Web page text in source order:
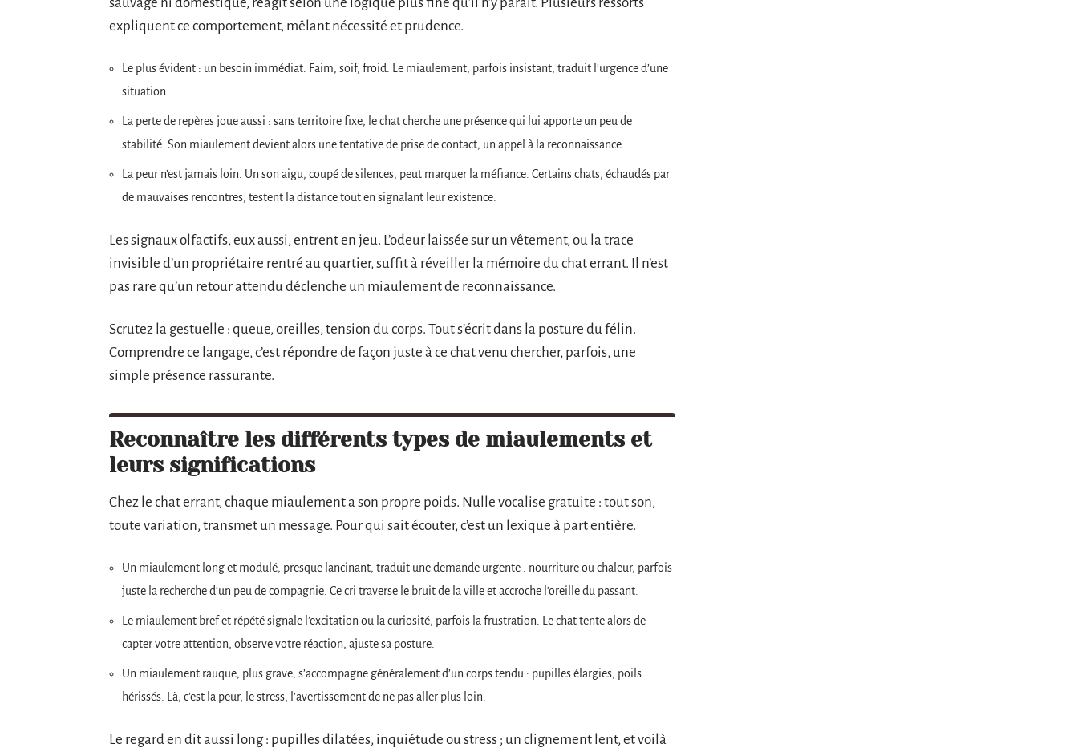
expliquent ce comportement, mêlant nécessité et prudence.
Le plus évident : un besoin immédiat. Faim, soif, froid. Le miaulement, parfois insistant, traduit l’urgence d’une
situation.
La perte de repères joue aussi : sans territoire fixe, le chat cherche une présence qui lui apporte un peu de
stabilité. Son miaulement devient alors une tentative de prise de contact, un appel à la reconnaissance.
La peur n’est jamais loin. Un son aigu, coupé de silences, peut marquer la méfiance. Certains chats, échaudés par
de mauvaises rencontres, testent la distance tout en signalant leur existence.
Les signaux olfactifs, eux aussi, entrent en jeu. L’odeur laissée sur un vêtement, ou la trace
invisible d’un propriétaire rentré au quartier, suffit à réveiller la mémoire du chat errant. Il n’est
pas rare qu’un retour attendu déclenche un miaulement de reconnaissance.
Scrutez la gestuelle : queue, oreilles, tension du corps. Tout s’écrit dans la posture du félin.
Comprendre ce langage, c’est répondre de façon juste à ce chat venu chercher, parfois, une
simple présence rassurante.
Reconnaître les différents types de miaulements et
leurs significations
Chez le chat errant, chaque miaulement a son propre poids. Nulle vocalise gratuite : tout son,
toute variation, transmet un message. Pour qui sait écouter, c’est un lexique à part entière.
Un miaulement long et modulé, presque lancinant, traduit une demande urgente : nourriture ou chaleur, parfois
juste la recherche d’un peu de compagnie. Ce cri traverse le bruit de la ville et accroche l’oreille du passant.
Le miaulement bref et répété signale l’excitation ou la curiosité, parfois la frustration. Le chat tente alors de
capter votre attention, observe votre réaction, ajuste sa posture.
Un miaulement rauque, plus grave, s’accompagne généralement d’un corps tendu : pupilles élargies, poils
hérissés. Là, c’est la peur, le stress, l’avertissement de ne pas aller plus loin.
Le regard en dit aussi long : pupilles dilatées, inquiétude ou stress ; un clignement lent, et voilà